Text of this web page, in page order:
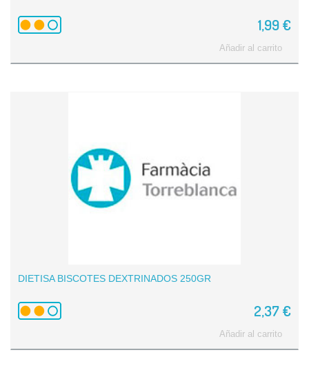
1,99 €
Añadir al carrito
DIETISA BISCOTES DEXTRINADOS 250GR
2,37 €
Añadir al carrito